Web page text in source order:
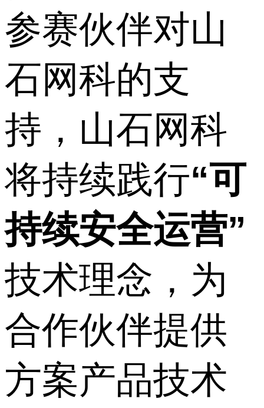
参赛伙伴对山
石网科的支
持，山石网科
将持续践行“可
持续安全运营”
技术理念，为
合作伙伴提供
方案产品技术